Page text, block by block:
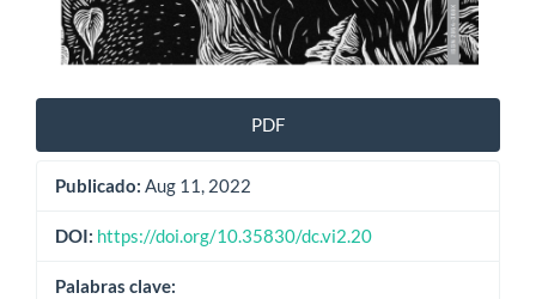
PDF
Publicado: Aug 11, 2022
DOI: https://doi.org/10.35830/dc.vi2.20
Palabras clave: